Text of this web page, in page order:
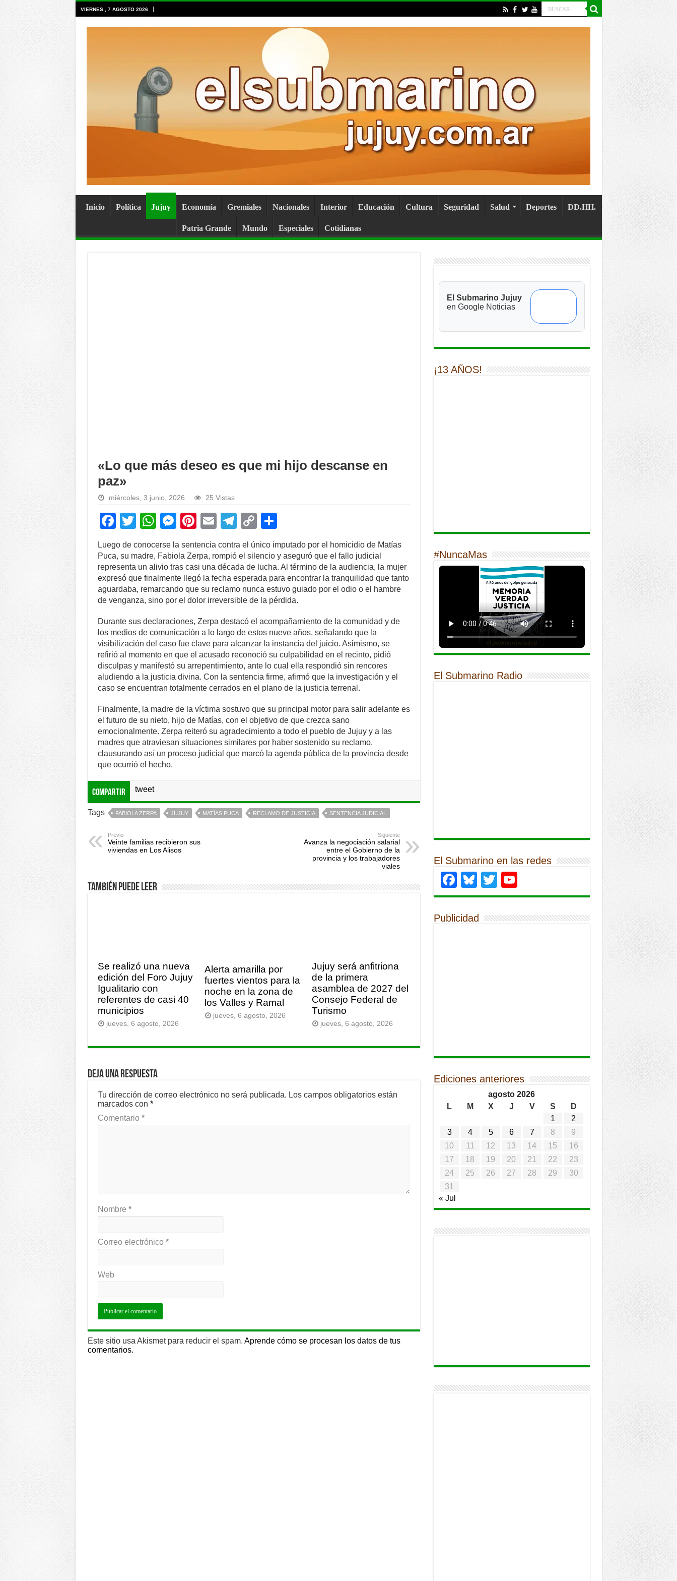
VIERNES , 7 AGOSTO 2026
Inicio Política Jujuy Economía Gremiales Nacionales Interior Educación Cultura Seguridad Salud Deportes DD.HH.
Patria Grande Mundo Especiales Cotidianas
«Lo que más deseo es que mi hijo descanse en
paz»
miércoles, 3 junio, 2026 25 Vistas
F
c
e
b
o
o
k
T
tt
er
W
at
s
A
p
p
M
ss
e
n
g
er
Pi
er
e
st
E
ail
T
el
e
gr
a
m
C
o
p
y
Li
n
k
ar
e
Luego de conocerse la sentencia contra el único imputado por el homicidio de Matías
Puca, su madre, Fabiola Zerpa, rompió el silencio y aseguró que el fallo judicial
representa un alivio tras casi una década de lucha. Al término de la audiencia, la mujer
expresó que finalmente llegó la fecha esperada para encontrar la tranquilidad que tanto
aguardaba, remarcando que su reclamo nunca estuvo guiado por el odio o el hambre
de venganza, sino por el dolor irreversible de la pérdida.
Durante sus declaraciones, Zerpa destacó el acompañamiento de la comunidad y de
los medios de comunicación a lo largo de estos nueve años, señalando que la
visibilización del caso fue clave para alcanzar la instancia del juicio. Asimismo, se
refirió al momento en que el acusado reconoció su culpabilidad en el recinto, pidió
disculpas y manifestó su arrepentimiento, ante lo cual ella respondió sin rencores
aludiendo a la justicia divina. Con la sentencia firme, afirmó que la investigación y el
caso se encuentran totalmente cerrados en el plano de la justicia terrenal.
Finalmente, la madre de la víctima sostuvo que su principal motor para salir adelante es
el futuro de su nieto, hijo de Matías, con el objetivo de que crezca sano
emocionalmente. Zerpa reiteró su agradecimiento a todo el pueblo de Jujuy y a las
madres que atraviesan situaciones similares por haber sostenido su reclamo,
clausurando así un proceso judicial que marcó la agenda pública de la provincia desde
que ocurrió el hecho.
Compartir tweet
Tags FABIOLA ZERPA JUJUY MATÍAS PUCA RECLAMO DE JUSTICIA SENTENCIA JUDICIAL
Previo
Veinte familias recibieron sus
viviendas en Los Alisos
Siguiente
Avanza la negociación salarial
entre el Gobierno de la
provincia y los trabajadores
viales
También puede leer
Se realizó una nueva
edición del Foro Jujuy
Igualitario con
referentes de casi 40
municipios
jueves, 6 agosto, 2026
Alerta amarilla por
fuertes vientos para la
noche en la zona de
los Valles y Ramal
jueves, 6 agosto, 2026
Jujuy será anfitriona
de la primera
asamblea de 2027 del
Consejo Federal de
Turismo
jueves, 6 agosto, 2026
Deja una respuesta
Tu dirección de correo electrónico no será publicada. Los campos obligatorios están
marcados con *
Comentario *
Nombre *
Correo electrónico *
Web
Este sitio usa Akismet para reducir el spam. Aprende cómo se procesan los datos de tus
comentarios.
El Submarino Jujuy
en Google Noticias
¡13 AÑOS!
#NuncaMas
El Submarino Radio
El Submarino en las redes
Facebook
Bluesky
Twitter
Publicidad
Ediciones anteriores
agosto 2026
L
M X J V S
D
1
2
3
4 5 6 7 8
9
10
11 12 13 14 15
16
17
18 19 20 21 22
23
24
25 26 27 28 29
30
31
« Jul